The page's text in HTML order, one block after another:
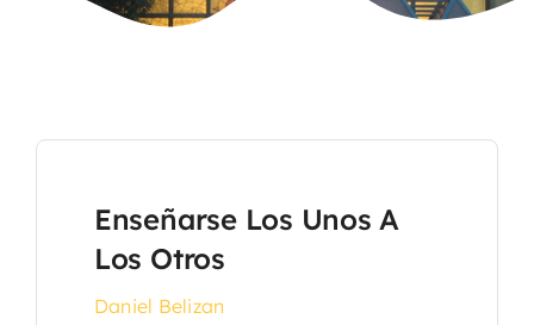
Enseñarse Los Unos A
Los Otros
Daniel Belizan